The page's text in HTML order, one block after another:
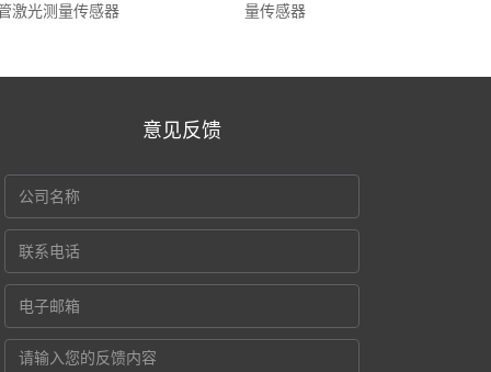
激光测量传感器
量传感器
意见反馈